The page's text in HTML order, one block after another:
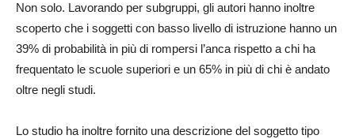
Non solo. Lavorando per subgruppi, gli autori hanno inoltre
scoperto che i soggetti con basso livello di istruzione hanno un
39% di probabilità in più di rompersi l’anca rispetto a chi ha
frequentato le scuole superiori e un 65% in più di chi è andato
oltre negli studi.
Lo studio ha inoltre fornito una descrizione del soggetto tipo